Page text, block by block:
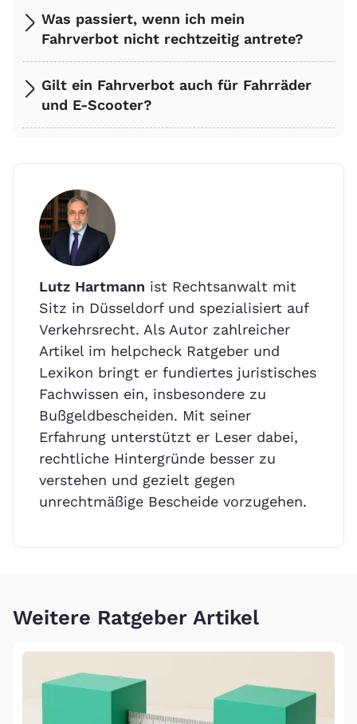
Was passiert, wenn ich mein
Fahrverbot nicht rechtzeitig antrete?
Gilt ein Fahrverbot auch für Fahrräder
und E-Scooter?
Lutz Hartmann ist Rechtsanwalt mit
Sitz in Düsseldorf und spezialisiert auf
Verkehrsrecht. Als Autor zahlreicher
Artikel im helpcheck Ratgeber und
Lexikon bringt er fundiertes juristisches
Fachwissen ein, insbesondere zu
Bußgeldbescheiden. Mit seiner
Erfahrung unterstützt er Leser dabei,
rechtliche Hintergründe besser zu
verstehen und gezielt gegen
unrechtmäßige Bescheide vorzugehen.
Weitere Ratgeber Artikel